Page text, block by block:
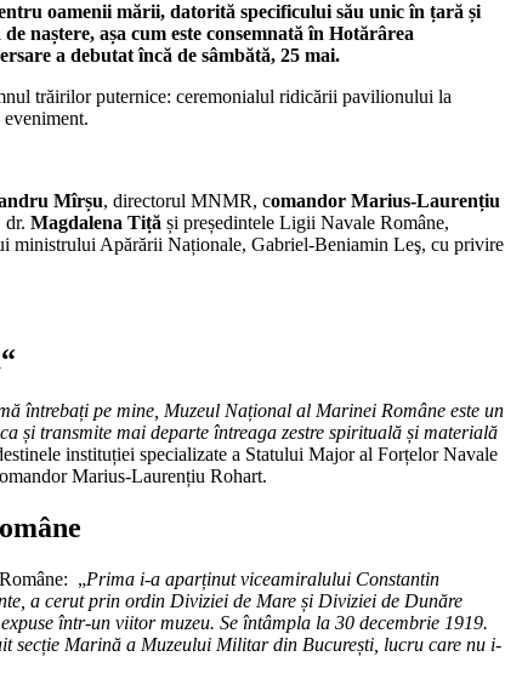
oamenii mării, datorită specificului său unic în țară și
naștere, așa cum este consemnată în Hotărârea
a debutat încă de sâmbătă, 25 mai.
trăirilor puternice: ceremonialul ridicării pavilionului la
Mîrșu, directorul MNMR, comandor Marius-Laurențiu
dr. Magdalena Tiță și președintele Ligii Navale Române,
ministrului Apărării Naționale, Gabriel-Beniamin Leş, cu privire
întrebați pe mine, Muzeul Național al Marinei Române este un
și transmite mai departe întreaga zestre spirituală și materială
instituției specializate a Statului Major al Forțelor Navale
Marius-Laurențiu Rohart.
„Prima i-a aparținut viceamiralului Constantin
a cerut prin ordin Diviziei de Mare și Diviziei de Dunăre
într-un viitor muzeu. Se întâmpla la 30 decembrie 1919.
secție Marină a Muzeului Militar din București, lucru care nu i-